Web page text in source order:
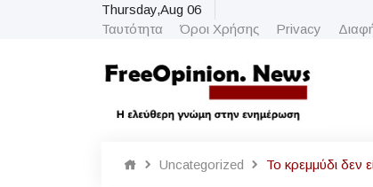
Thursday,Aug 06
Ταυτότητα
Όροι Χρήσης Privacy
Uncategorized Το κρεμμύδι δεν